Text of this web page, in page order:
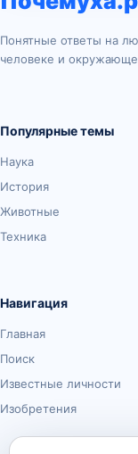
Понятные ответы на
человеке и
Популярные темы
Наука
История
Животные
Техника
Навигация
Главная
Поиск
Известные личности
Изобретения